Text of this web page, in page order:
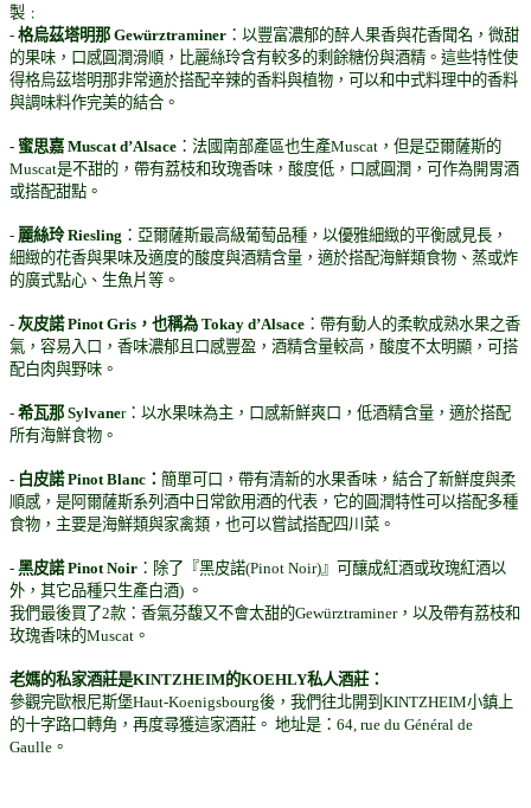
製﹕
- 格烏茲塔明那 Gewürztraminer ：以豐富濃郁的醉人果香與花香聞名，微甜
的果味，口感圓潤滑順，比麗絲玲含有較多的剩餘糖份與酒精。這些特性使
得格烏茲塔明那非常適於搭配辛辣的香料與植物，可以和中式料理中的香料
與調味料作完美的結合。
- 蜜思嘉 Muscat d’Alsace ：法國南部產區也生產Muscat，但是亞爾薩斯的
Muscat是不甜的，帶有荔枝和玫瑰香味，酸度低，口感圓潤，可作為開胃酒
或搭配甜點。
- 麗絲玲 Riesling ：亞爾薩斯最高級葡萄品種，以優雅細緻的平衡感見長，
細緻的花香與果味及適度的酸度與酒精含量，適於搭配海鮮類食物、蒸或炸
的廣式點心、生魚片等。
- 灰皮諾 Pinot Gris，也稱為 Tokay d’Alsace ：帶有動人的柔軟成熟水果之香
氣，容易入口，香味濃郁且口感豐盈，酒精含量較高，酸度不太明顯，可搭
配白肉與野味。
- 希瓦那 Sylvaner：以水果味為主，口感新鮮爽口，低酒精含量，適於搭配
所有海鮮食物。
- 白皮諾 Pinot Blanc： 簡單可口，帶有清新的水果香味，結合了新鮮度與柔
順感，是阿爾薩斯系列酒中日常飲用酒的代表，它的圓潤特性可以搭配多種
食物，主要是海鮮類與家禽類，也可以嘗試搭配四川菜。
- 黑皮諾 Pinot Noir ：除了『黑皮諾(Pinot Noir)』可釀成紅酒或玫瑰紅酒以
外，其它品種只生產白酒) 。
我們最後買了2款：香氣芬馥又不會太甜的Gewürztraminer，以及帶有荔枝和
玫瑰香味的Muscat。
老媽的私家酒莊是KINTZHEIM的KOEHLY私人酒莊：
參觀完歐根尼斯堡Haut-Koenigsbourg後，我們往北開到KINTZHEIM小鎮上
的十字路口轉角，再度尋獲這家酒莊。 地址是：64, rue du Général de
Gaulle。